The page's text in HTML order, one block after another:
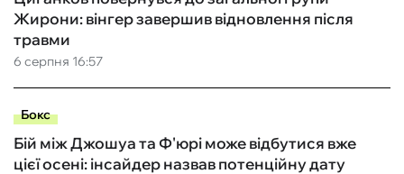
6 серпня 16:57
Жирони: вінгер завершив відновлення після
травми
Бокс
Бій між Джошуа та Ф'юрі може відбутися вже
цієї осені: інсайдер назвав потенційну дату